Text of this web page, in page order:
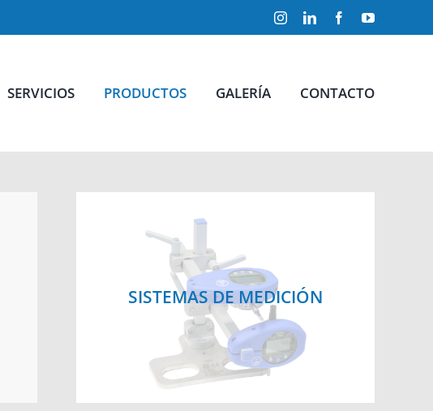
InstagramLinkedInFacebookYouTube
SERVICIOS PRODUCTOS GALERÍA CONTACTO
SISTEMAS DE MEDICIÓN